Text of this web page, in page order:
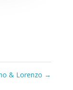
& Lorenzo →